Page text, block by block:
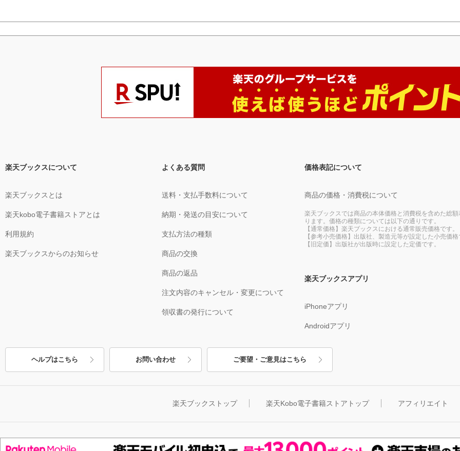
楽天ブックスについて
楽天ブックスとは
楽天kobo電子書籍ストアとは
利用規約
楽天ブックスからのお知らせ
よくある質問
送料・支払手数料について
納期・発送の目安について
支払方法の種類
商品の交換
商品の返品
注文内容のキャンセル・変更について
領収書の発行について
価格表記について
商品の価格・消費税について
楽天ブックスでは商品の本体価格と消費税を含めた総額
ります。価格の種類については以下の通りです。
【通常価格】楽天ブックスにおける通常販売価格です。
【参考小売価格】出版社、製造元等が設定した小売価格
【旧定価】出版社が出版時に設定した定価です。
楽天ブックスアプリ
iPhoneアプリ
Androidアプリ
ヘルプはこちら お問い合わせ ご要望・ご意見はこちら
楽天ブックストップ 楽天Kobo電子書籍ストアトップ アフィリエイト